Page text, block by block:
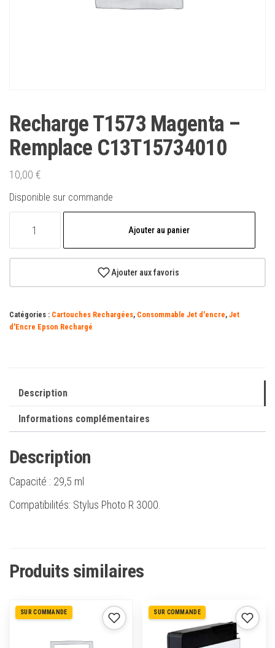
Recharge T1573 Magenta –
Remplace C13T15734010
10,00 €
Disponible sur commande
Magenta
Remplace
Ajouter au panier
Ajouter aux favoris
Catégories : Cartouches Rechargées, Consommable Jet d'encre, Jet
d'Encre Epson Rechargé
Description
Informations complémentaires
Description
Capacité : 29,5 ml
Compatibilités: Stylus Photo R 3000.
Produits similaires
SUR COMMANDE SUR COMMANDE